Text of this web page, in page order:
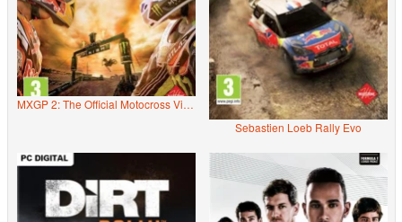
MXGP 2: The Official Motocross Videogame
Sebastien Loeb Rally Evo